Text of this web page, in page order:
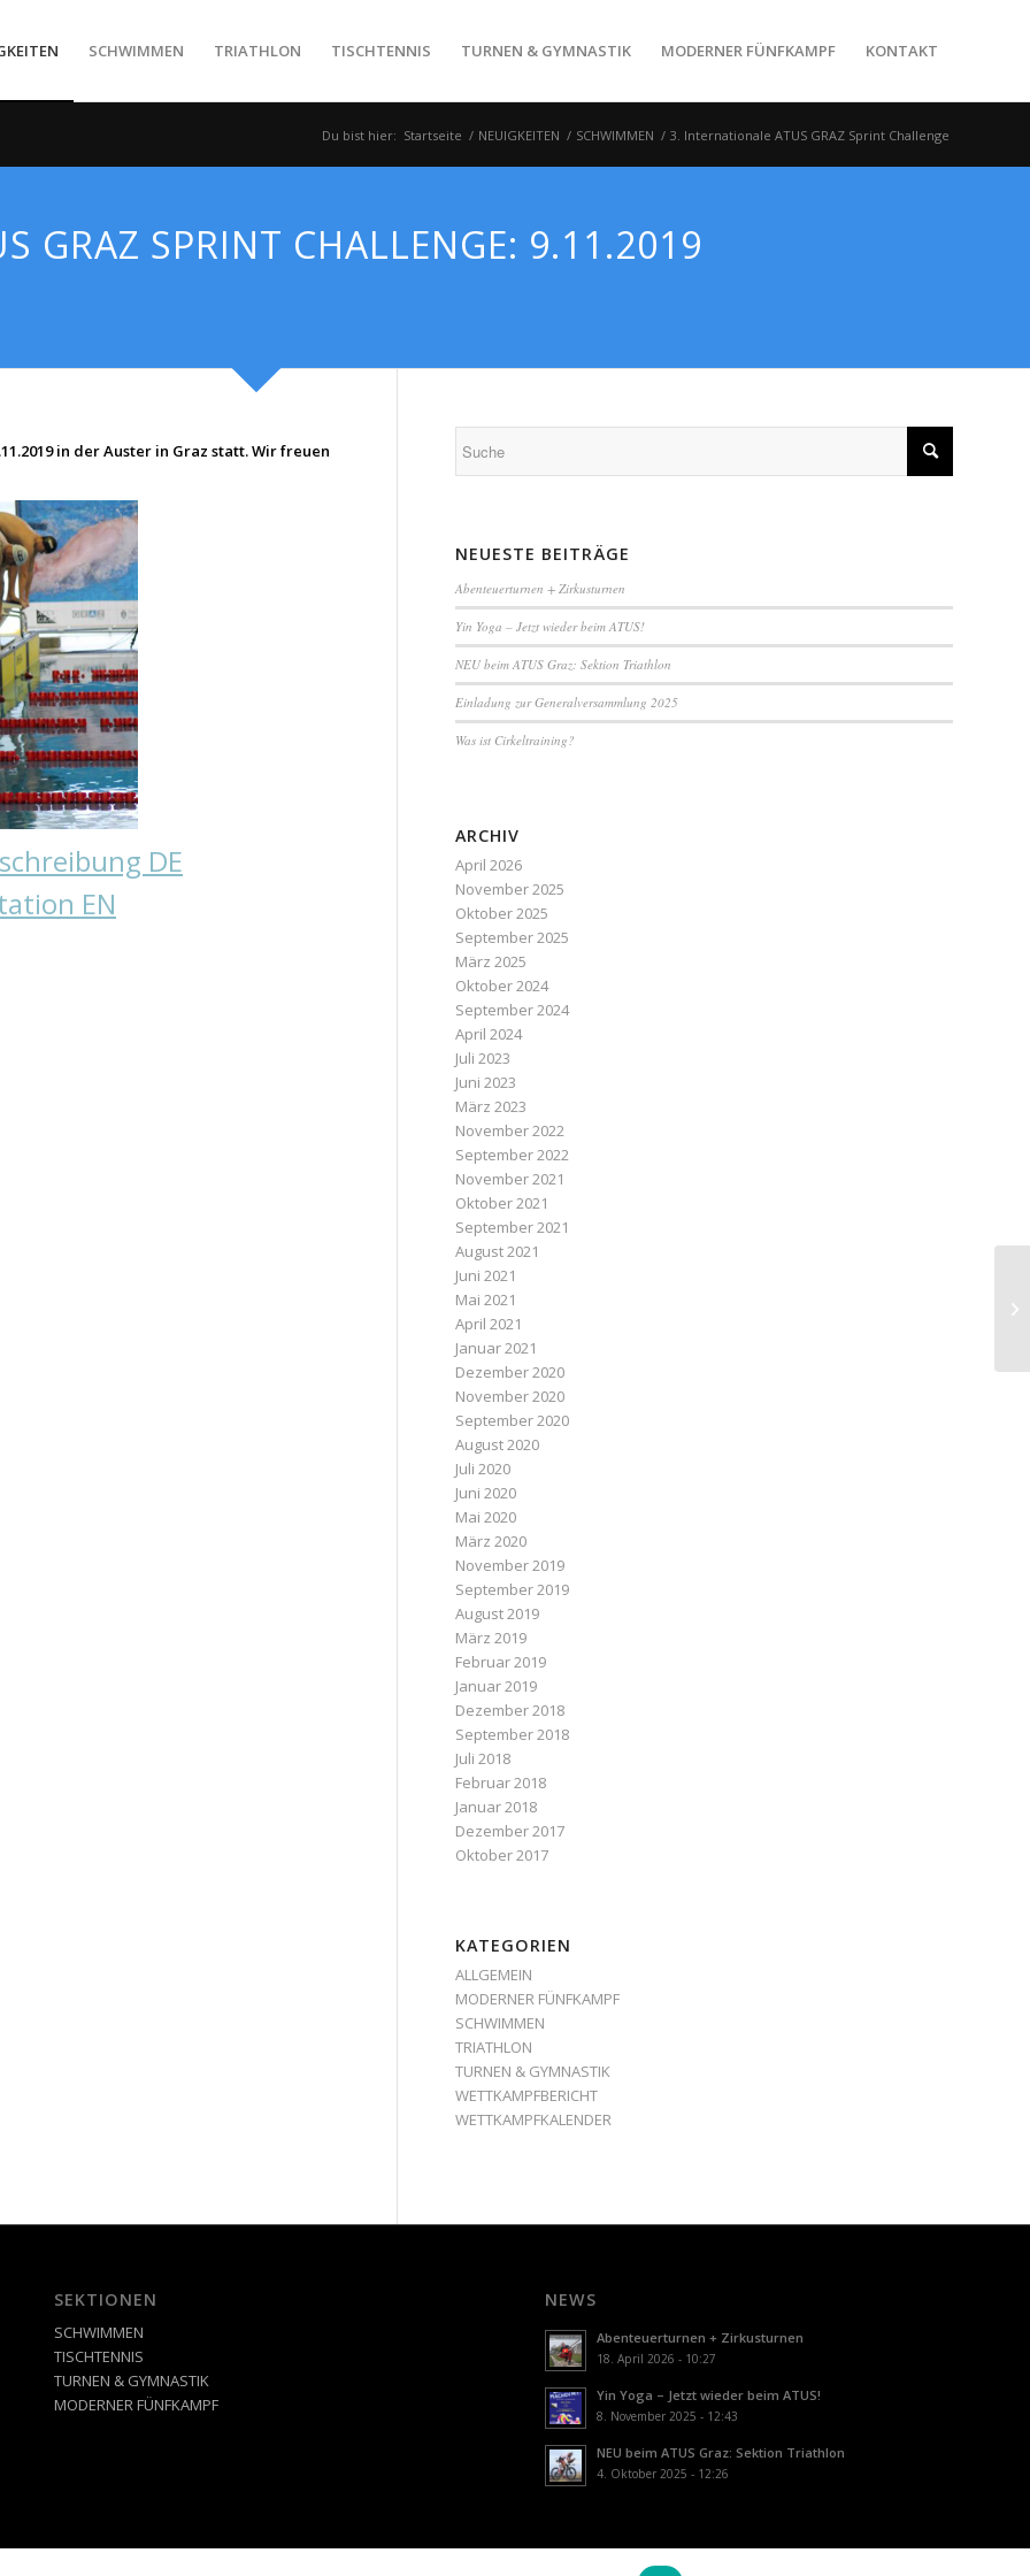
SCHWIMMEN TRIATHLON TISCHTENNIS TURNEN & GYMNASTIK MODERNER FÜNFKAMPF KONTAKT
Du bist hier: Startseite / NEUIGKEITEN / SCHWIMMEN / 3. Internationale ATUS GRAZ Sprint Challenge
GRAZ SPRINT CHALLENGE: 9.11.2019
in der Auster in Graz statt. Wir freuen
DE
EN
NEUESTE BEITRÄGE
Abenteuerturnen + Zirkusturnen
Yin Yoga – Jetzt wieder beim ATUS!
NEU beim ATUS Graz: Sektion Triathlon
Einladung zur Generalversammlung 2025
Was ist Cirkeltraining?
ARCHIV
April 2026
November 2025
Oktober 2025
September 2025
März 2025
Oktober 2024
September 2024
April 2024
Juli 2023
Juni 2023
März 2023
November 2022
September 2022
November 2021
Oktober 2021
September 2021
August 2021
Juni 2021
Mai 2021
April 2021
Januar 2021
Dezember 2020
November 2020
September 2020
August 2020
Juli 2020
Juni 2020
Mai 2020
März 2020
November 2019
September 2019
August 2019
März 2019
Februar 2019
Januar 2019
Dezember 2018
September 2018
Juli 2018
Februar 2018
Januar 2018
Dezember 2017
Oktober 2017
KATEGORIEN
ALLGEMEIN
MODERNER FÜNFKAMPF
SCHWIMMEN
TRIATHLON
TURNEN & GYMNASTIK
WETTKAMPFBERICHT
WETTKAMPFKALENDER
SEKTIONEN
SCHWIMMEN
TISCHTENNIS
TURNEN & GYMNASTIK
MODERNER FÜNFKAMPF
NEWS
Abenteuerturnen + Zirkusturnen
18. April 2026 - 10:27
Yin Yoga – Jetzt wieder beim ATUS!
8. November 2025 - 12:43
NEU beim ATUS Graz: Sektion Triathlon
4. Oktober 2025 - 12:26